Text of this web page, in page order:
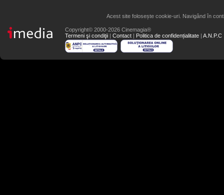
Acest site folosește cookie-uri. Navigând în
Copyright© 2000-2026 Cinemagia®
Termeni şi condiţii | Contact | Politica de confidențialitate | A.N.P.C